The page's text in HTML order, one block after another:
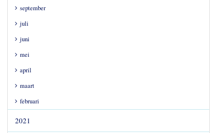
september
juli
juni
mei
april
maart
februari
2021